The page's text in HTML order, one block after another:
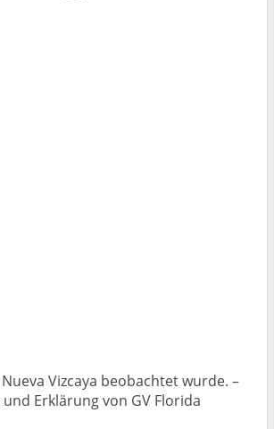
Vizcaya beobachtet wurde. –
Erklärung von GV Florida